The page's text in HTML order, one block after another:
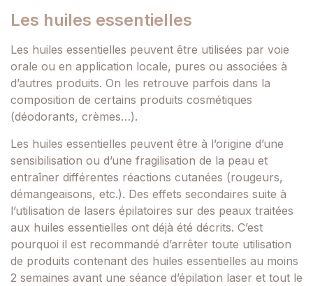
Les huiles essentielles
Les huiles essentielles peuvent être utilisées par voie
orale ou en application locale, pures ou associées à
d’autres produits. On les retrouve parfois dans la
composition de certains produits cosmétiques
(déodorants, crèmes…).
Les huiles essentielles peuvent être à l’origine d’une
sensibilisation ou d’une fragilisation de la peau et
entraîner différentes réactions cutanées (rougeurs,
démangeaisons, etc.). Des effets secondaires suite à
l’utilisation de lasers épilatoires sur des peaux traitées
aux huiles essentielles ont déjà été décrits. C’est
pourquoi il est recommandé d’arrêter toute utilisation
de produits contenant des huiles essentielles au moins
2 semaines avant une séance d’épilation laser et tout le